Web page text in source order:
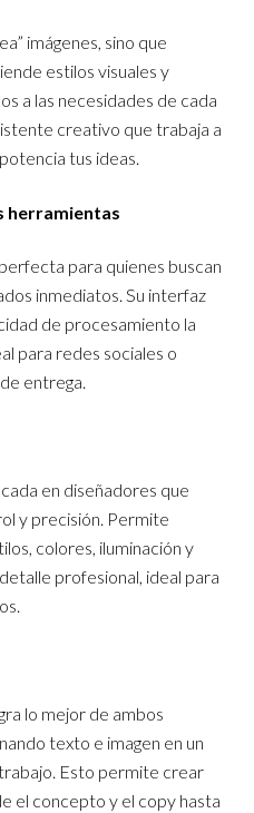
imágenes, sino que
estilos visuales y
a las necesidades de cada
creativo que trabaja a
tus ideas.
herramientas
perfecta para quienes buscan
inmediatos. Su interfaz
de procesamiento la
para redes sociales o
entrega.
en diseñadores que
y precisión. Permite
colores, iluminación y
profesional, ideal para
lo mejor de ambos
texto e imagen en un
Esto permite crear
el concepto y el copy hasta